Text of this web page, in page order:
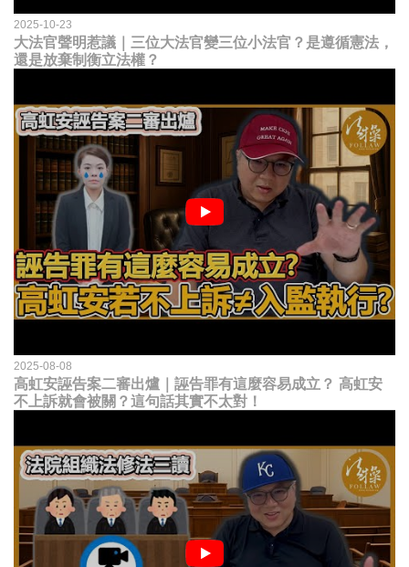
2025-10-23
大法官聲明惹議｜三位大法官變三位小法官？是遵循憲法，
還是放棄制衡立法權？
2025-08-08
高虹安誣告案二審出爐｜誣告罪有這麼容易成立？ 高虹安
不上訴就會被關？這句話其實不太對！